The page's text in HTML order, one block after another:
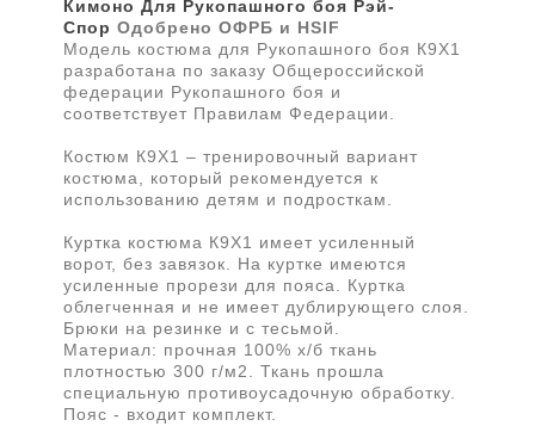
Кимоно Для Рукопашного боя Рэй-
СпорОдобрено ОФРБ и HSIF
Модель костюма для Рукопашного боя К9Х1
разработана по заказу Общероссийской
федерации Рукопашного боя и
соответствует Правилам Федерации.
Костюм К9Х1 – тренировочный вариант
костюма, который рекомендуется к
использованию детям и подросткам.
Куртка костюма К9Х1 имеет усиленный
ворот, без завязок. На куртке имеются
усиленные прорези для пояса. Куртка
облегченная и не имеет дублирующего слоя.
Брюки на резинке и с тесьмой.
Материал: прочная 100% х/б ткань
плотностью 300 г/м2. Ткань прошла
специальную противоусадочную обработку.
Пояс - входит комплект.